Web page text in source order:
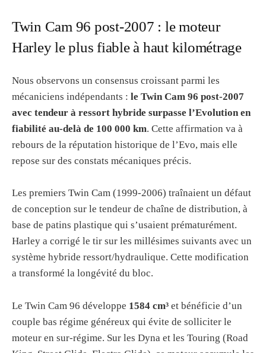
Twin Cam 96 post-2007 : le moteur
Harley le plus fiable à haut kilométrage
Nous observons un consensus croissant parmi les
mécaniciens indépendants : le Twin Cam 96 post-2007
avec tendeur à ressort hybride surpasse l’Evolution en
fiabilité au-delà de 100 000 km. Cette affirmation va à
rebours de la réputation historique de l’Evo, mais elle
repose sur des constats mécaniques précis.
Les premiers Twin Cam (1999-2006) traînaient un défaut
de conception sur le tendeur de chaîne de distribution, à
base de patins plastique qui s’usaient prématurément.
Harley a corrigé le tir sur les millésimes suivants avec un
système hybride ressort/hydraulique. Cette modification
a transformé la longévité du bloc.
Le Twin Cam 96 développe 1584 cm³ et bénéficie d’un
couple bas régime généreux qui évite de solliciter le
moteur en sur-régime. Sur les Dyna et les Touring (Road